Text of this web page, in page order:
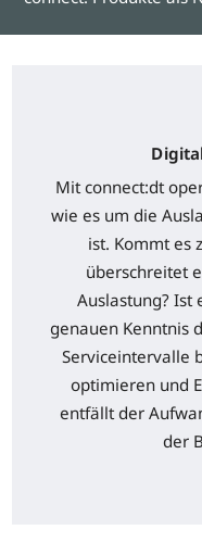
Mit connect:dt
wie es um die
ist. Kommt es
überschreitet
Auslastung? Ist
genauen Kenntnis
Serviceintervalle
optimieren und
entfällt der
der